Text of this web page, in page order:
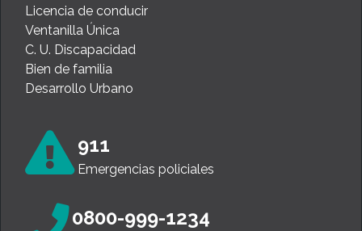
Licencia de conducir
Ventanilla Única
C. U. Discapacidad
Bien de familia
Desarrollo Urbano
911
Emergencias policiales
0800-999-1234